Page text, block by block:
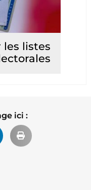
listes
ici :